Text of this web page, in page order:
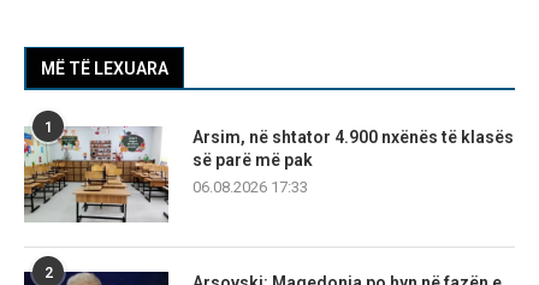
MË TË LEXUARA
1
Arsim, në shtator 4.900 nxënës të klasës
së parë më pak
06.08.2026 17:33
2